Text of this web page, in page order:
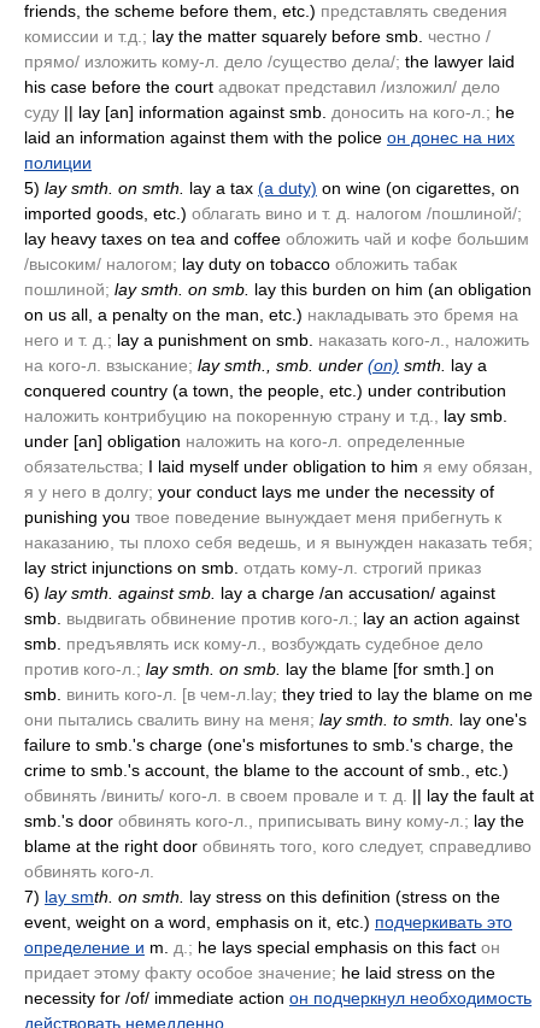
friends, the scheme before them, etc.) представлять сведения
комиссии и т.д.; lay the matter squarely before smb. честно /
прямо/ изложить кому-л. дело /существо дела/; the lawyer laid
his case before the court адвокат представил /изложил/ дело
суду || lay [an] information against smb. доносить на кого-л.; he
laid an information against them with the police он донес на них
полиции
5) lay smth. on smth. lay a tax (a duty) on wine (on cigarettes, on
imported goods, etc.) облагать вино и т. д. налогом /пошлиной/;
lay heavy taxes on tea and coffee обложить чай и кофе большим
/высоким/ налогом; lay duty on tobacco обложить табак
пошлиной; lay smth. on smb. lay this burden on him (an obligation
on us all, a penalty on the man, etc.) накладывать это бремя на
него и т. д.; lay a punishment on smb. наказать кого-л., наложить
на кого-л. взыскание; lay smth., smb. under (on) smth.
lay a
conquered country (a town, the people, etc.) under contribution
наложить контрибуцию на покоренную страну и т.д.,
lay smb.
under [an] obligation наложить на кого-л. определенные
обязательства; I laid myself under obligation to him я ему обязан,
я у него в долгу; your conduct lays me under the necessity of
punishing you твое поведение вынуждает меня прибегнуть к
наказанию, ты плохо себя ведешь, и я вынужден наказать тебя;
lay strict injunctions on smb. отдать кому-л. строгий приказ
6) lay smth. against smb. lay a charge /an accusation/ against
smb. выдвигать обвинение против кого-л.; lay an action against
smb. предъявлять иск кому-л., возбуждать судебное дело
против кого-л.; lay smth. on smb. lay the blame [for smth.] on
smb. винить кого-л. [в чем-л.lay; they tried to lay the blame on me
они пытались свалить вину на меня; lay smth. to smth.
lay one's
failure to smb.'s charge (one's misfortunes to smb.'s charge, the
crime to smb.'s account, the blame to the account of smb., etc.)
обвинять /винить/ кого-л. в своем провале и т. д.
|| lay the fault at
smb.'s door обвинять кого-л., приписывать вину кому-л.; lay the
blame at the right door обвинять того, кого следует, справедливо
обвинять кого-л.
7) lay smth. on smth. lay stress on this definition (stress on the
event, weight on a word, emphasis on it, etc.) подчеркивать это
определение и m. д.; he lays special emphasis on this fact он
придает этому факту особое значение; he laid stress on the
necessity for /of/ immediate action он подчеркнул необходимость
действовать немедленно